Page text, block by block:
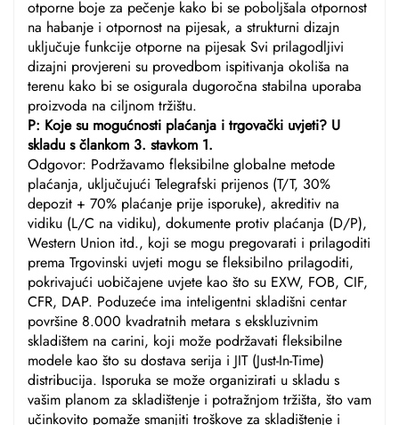
otporne boje za pečenje kako bi se poboljšala otpornost
na habanje i otpornost na pijesak, a strukturni dizajn
uključuje funkcije otporne na pijesak Svi prilagodljivi
dizajni provjereni su provedbom ispitivanja okoliša na
terenu kako bi se osigurala dugoročna stabilna uporaba
proizvoda na ciljnom tržištu.
P: Koje su mogućnosti plaćanja i trgovački uvjeti? U
skladu s člankom 3. stavkom 1.
Odgovor: Podržavamo fleksibilne globalne metode
plaćanja, uključujući Telegrafski prijenos (T/T, 30%
depozit + 70% plaćanje prije isporuke), akreditiv na
vidiku (L/C na vidiku), dokumente protiv plaćanja (D/P),
Western Union itd., koji se mogu pregovarati i prilagoditi
prema Trgovinski uvjeti mogu se fleksibilno prilagoditi,
pokrivajući uobičajene uvjete kao što su EXW, FOB, CIF,
CFR, DAP. Poduzeće ima inteligentni skladišni centar
površine 8.000 kvadratnih metara s ekskluzivnim
skladištem na carini, koji može podržavati fleksibilne
modele kao što su dostava serija i JIT (Just-In-Time)
distribucija. Isporuka se može organizirati u skladu s
vašim planom za skladištenje i potražnjom tržišta, što vam
učinkovito pomaže smanjiti troškove za skladištenje i